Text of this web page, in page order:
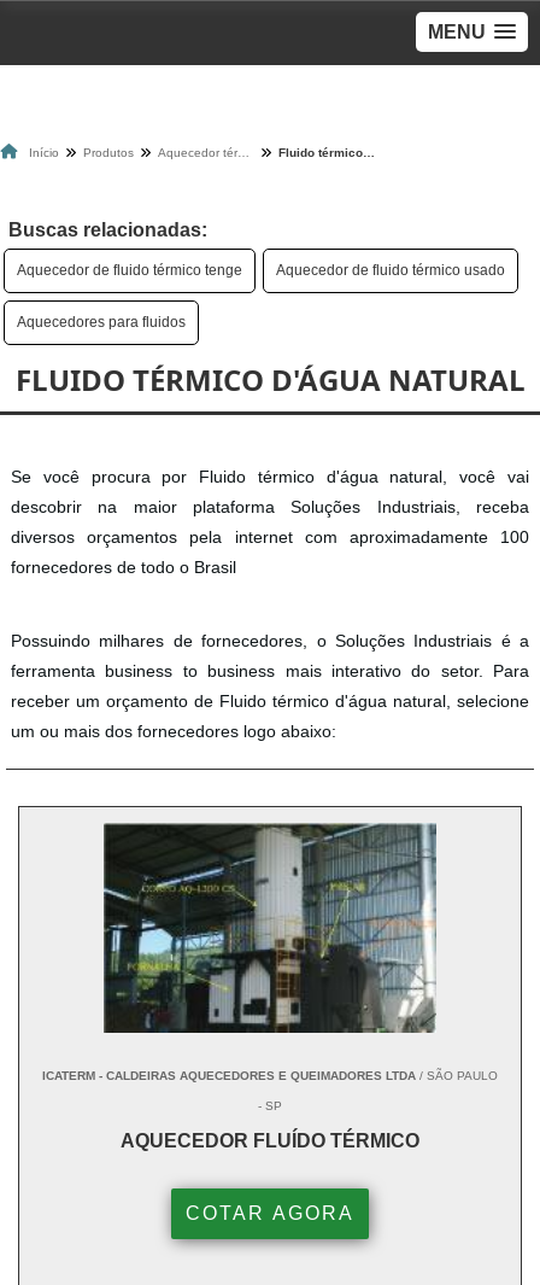
MENU
Início Produtos
Buscas relacionadas:
Aquecedor de fluido térmico tenge Aquecedor de fluido térmico usado
Aquecedores para fluidos
FLUIDO TÉRMICO D'ÁGUA NATURAL
Se você procura por Fluido térmico d'água natural, você vai
descobrir na maior plataforma Soluções Industriais, receba
diversos orçamentos pela internet com aproximadamente 100
fornecedores de todo o Brasil
Possuindo milhares de fornecedores, o Soluções Industriais é a
ferramenta business to business mais interativo do setor. Para
receber um orçamento de Fluido térmico d'água natural, selecione
um ou mais dos fornecedores logo abaixo:
ICATERM - CALDEIRAS AQUECEDORES E QUEIMADORES LTDA / SÃO PAULO
- SP
AQUECEDOR FLUÍDO TÉRMICO
COTAR AGORA